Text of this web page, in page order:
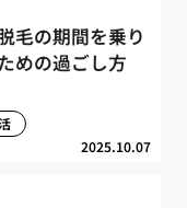
毛の期間を乗り
めの過ごし方
2025.10.07